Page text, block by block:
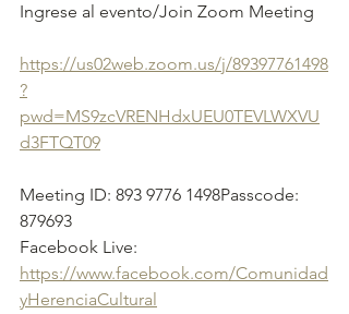
Ingrese al evento/Join Zoom Meeting
https://us02web.zoom.us/j/89397761498
?
pwd=MS9zcVRENHdxUEU0TEVLWXVU
d3FTQT09
Meeting ID: 893 9776 1498Passcode:
879693
Facebook Live:
https://www.facebook.com/Comunidad
yHerenciaCultural